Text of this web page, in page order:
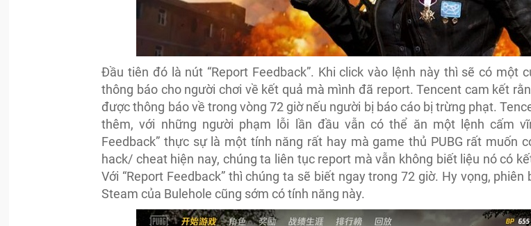
Đầu tiên đó là nút “Report Feedback”. Khi click vào lệnh này thì sẽ có một
thông báo cho người chơi về kết quả mà mình đã report. Tencent cam kết
được thông báo về trong vòng 72 giờ nếu người bị báo cáo bị trừng phạt.
thêm, với những người phạm lỗi lần đầu vẫn có thể ăn một lệnh cấm
Feedback” thực sự là một tính năng rất hay mà game thủ PUBG rất muốn
hack/ cheat hiện nay, chúng ta liên tục report mà vẫn không biết liệu nó có
Với “Report Feedback” thì chúng ta sẽ biết ngay trong 72 giờ. Hy vọng, phiên
Steam của Bulehole cũng sớm có tính năng này.